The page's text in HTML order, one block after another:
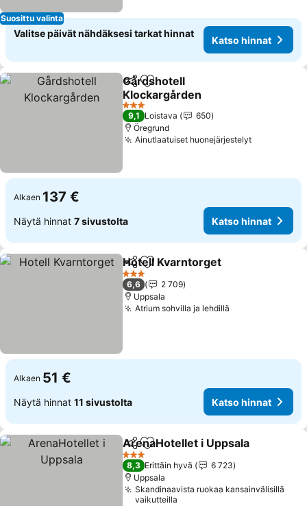
Suosittu valinta
Valitse päivät nähdäksesi tarkat hinnat
Katso hinnat
Jaa Lisää suosikkeihin
Gårdshotell
Klockargården
3 Tähtiluokitus
9,1 Loistava
650
Öregrund
Ainutlaatuiset huonejärjestelyt
Alkaen 137 €
Näytä hinnat 7 sivustolta Katso hinnat
Jaa Lisää suosikkeihin
Hotell Kvarntorget
3 Tähtiluokitus
6,6
2 709
Uppsala
Atrium sohvilla ja lehdillä
Alkaen 51 €
Näytä hinnat 11 sivustolta Katso hinnat
Jaa Lisää suosikkeihin
ArenaHotellet i Uppsala
3 Tähtiluokitus
8,3 Erittäin hyvä
6 723
Uppsala
Skandinaavista ruokaa kansainvälisillä
vaikutteilla